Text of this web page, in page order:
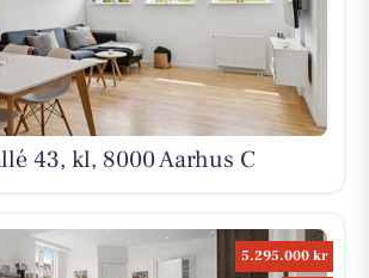
43, kl, 8000 Aarhus C
5.295.000 kr